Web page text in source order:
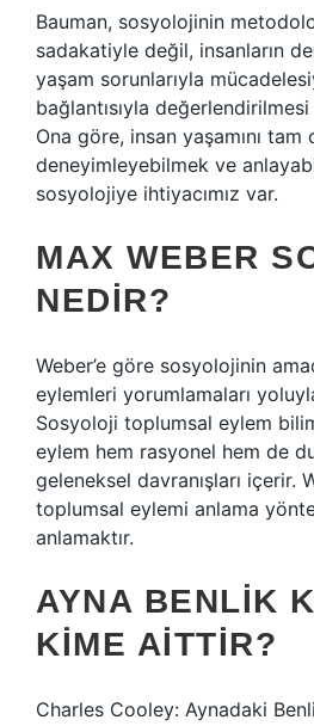
Bauman, sosyolojinin
sadakatiyle değil, insanların
yaşam sorunlarıyla
bağlantısıyla
Ona göre, insan yaşamını tam
deneyimleyebilmek ve
sosyolojiye ihtiyacımız var.
MAX WEBER
NEDIR?
Weber’e göre sosyolojinin
eylemleri yorumlamaları
Sosyoloji toplumsal eylem
eylem hem rasyonel hem de
geleneksel davranışları içerir.
toplumsal eylemi anlama
anlamaktır.
AYNA BENLIK
KIME AITTIR?
Charles Cooley: Aynadaki